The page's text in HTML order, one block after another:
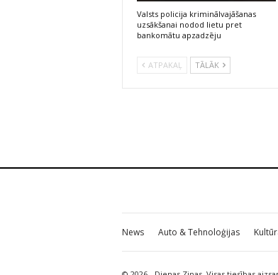
Valsts policija kriminālvajāšanas
uzsākšanai nodod lietu pret
bankomātu apzadzēju
ATPAKAĻ TĀLĀK
News Auto & Tehnoloģijas